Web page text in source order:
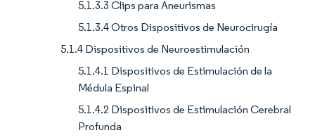
5.1.3.3 Clips para Aneurismas
5.1.3.4 Otros Dispositivos de Neurocirugía
5.1.4 Dispositivos de Neuroestimulación
5.1.4.1 Dispositivos de Estimulación de la
Médula Espinal
5.1.4.2 Dispositivos de Estimulación Cerebral
Profunda